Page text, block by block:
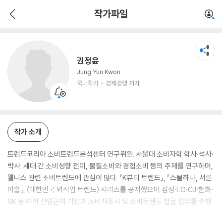
작가파일
권정윤
Jung Yun Kwon
국내작가
경제경영 저자
경제경영 저자
작가 소개
트렌드코리아 소비트렌드분석센터 연구위원. 서울대 소비자학 학사·석사·
박사. 세대 간 소비성향 전이, 물질소비와 경험소비 등의 주제를 연구하며,
웰니스 관련 소비트렌드에 관심이 많다. 『K뷰티 트렌드』, 『스물하나, 서른
아홉』, 〈대한민국 외식업 트렌드〉 시리즈를 공저했으며 삼성·LG·CJ·한화·
SK 등 여러 산업군의 기업과 소비자조사 및 소비트렌드 발굴 업무를 수행